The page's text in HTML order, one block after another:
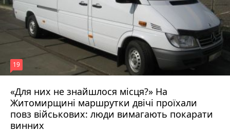
«Для них не знайшлося місця?» На
Житомирщині маршрутки двічі проїхали
повз військових: люди вимагають покарати
винних
19
17 липня 2026 р.